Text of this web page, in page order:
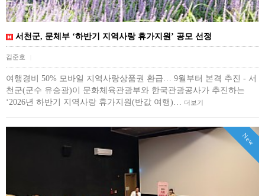
서천군, 문체부 ‘하반기 지역사랑 휴가지원’ 공모 선정
김준호
여행경비 50% 모바일 지역사랑상품권 환급… 9월부터 본격 추진 - 서
천군(군수 유승광)이 문화체육관광부와 한국관광공사가 추진하는
‘2026년 하반기 지역사랑 휴가지원(반값 여행)…
더보기
New